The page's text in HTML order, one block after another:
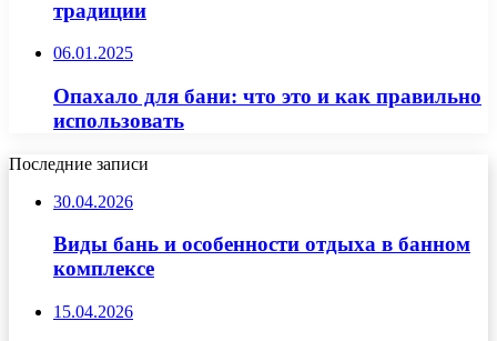
традиции
06.01.2025
Опахало для бани: что это и как правильно
использовать
Последние записи
30.04.2026
Виды бань и особенности отдыха в банном
комплексе
15.04.2026